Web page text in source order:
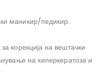
маникир/педикир.
корекција на вештачки
на хиперкератоза и